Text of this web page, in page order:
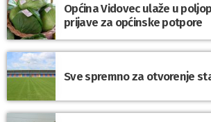
Općina Vidovec ulaže u
prijave za općinske potpore
Sve spremno za otvorenje